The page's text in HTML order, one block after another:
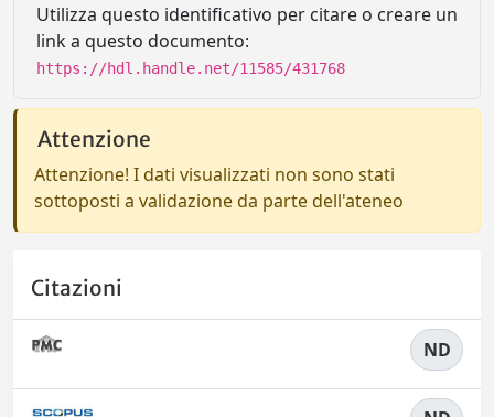
Utilizza questo identificativo per citare o creare un
link a questo documento:
https://hdl.handle.net/11585/431768
Attenzione
Attenzione! I dati visualizzati non sono stati
sottoposti a validazione da parte dell'ateneo
Citazioni
ND